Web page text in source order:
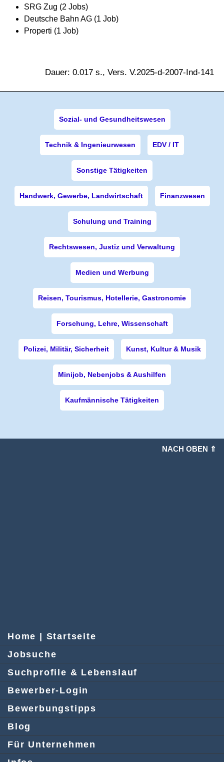
SRG Zug (2 Jobs)
Deutsche Bahn AG (1 Job)
Properti (1 Job)
Dauer: 0.017 s., Vers. V.2025-d-2007-Ind-141
Sozial- und Gesundheitswesen
Technik & Ingenieurwesen EDV / IT
Sonstige Tätigkeiten
Handwerk, Gewerbe, Landwirtschaft Finanzwesen
Schulung und Training
Rechtswesen, Justiz und Verwaltung
Medien und Werbung
Reisen, Tourismus, Hotellerie, Gastronomie
Forschung, Lehre, Wissenschaft
Polizei, Militär, Sicherheit Kunst, Kultur & Musik
Minijob, Nebenjobs & Aushilfen
Kaufmännische Tätigkeiten
NACH OBEN ⇑
Home | Startseite
Jobsuche
Suchprofile & Lebenslauf
Bewerber-Login
Bewerbungstipps
Blog
Für Unternehmen